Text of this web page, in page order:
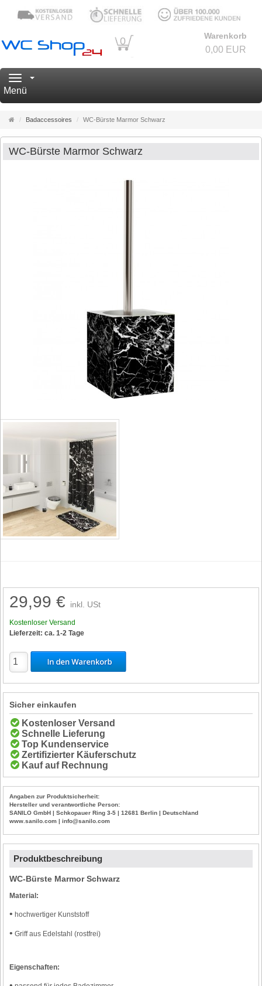
0 Warenkorb
0,00 EUR
Navigation
Menü
Startseite
Badaccessoires WC-Bürste Marmor Schwarz
WC-Bürste Marmor Schwarz
29,99 € inkl. USt
Kostenloser Versand
Lieferzeit: ca. 1-2 Tage
Sicher einkaufen
Kostenloser Versand
Schnelle Lieferung
Top Kundenservice
Zertifizierter Käuferschutz
Kauf auf Rechnung
Angaben zur Produktsicherheit:
Hersteller und verantwortliche Person:
SANILO GmbH | Schkopauer Ring 3-5 | 12681 Berlin | Deutschland
www.sanilo.com | info@sanilo.com
Produktbeschreibung
WC-Bürste Marmor Schwarz
Material:
• hochwertiger Kunststoff
• Griff aus Edelstahl (rostfrei)
Eigenschaften: